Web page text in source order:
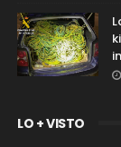
LO + VISTO